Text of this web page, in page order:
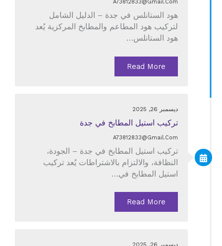
A73812833@gmail.com
هود الستانلس في جدة – الدليل الشامل
لتركيب هود المطاعم والمطابخ المركزية يُعد
هود الستانلس…
Read More
ديسمبر 26, 2025
تركيب استيل المطابخ في جدة
A73812833@gmail.com
تركيب استيل المطابخ في جدة – الجودة،
النظافة، والالتزام بالاشتراطات يُعد تركيب
استيل المطابخ في…
Read More